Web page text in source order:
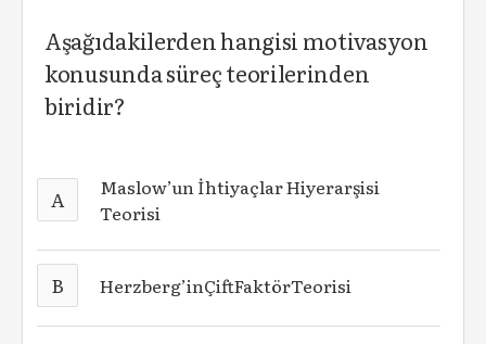
Aşağıdakilerden hangisi motivasyon
konusunda süreç teorilerinden
biridir?
A
Maslow’un İhtiyaçlar Hiyerarşisi
Teorisi
B Herzberg’inÇiftFaktörTeorisi